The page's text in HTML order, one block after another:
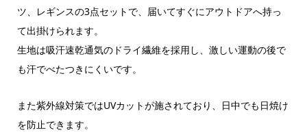
ツ、レギンスの3点セットで、届いてすぐにアウトドアへ持っ
て出掛けられます。
生地は吸汗速乾通気のドライ繊維を採用し、激しい運動の後で
も汗でべたつきにくいです。
また紫外線対策ではUVカットが施されており、日中でも日焼け
を防止できます。